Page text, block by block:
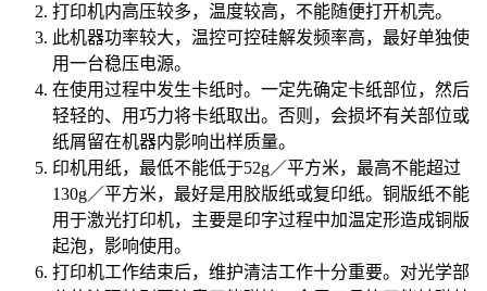
打印机内高压较多，温度较高，不能随便打开机壳。
此机器功率较大，温控可控硅解发频率高，最好单独使
用一台稳压电源。
在使用过程中发生卡纸时。一定先确定卡纸部位，然后
轻轻的、用巧力将卡纸取出。否则，会损坏有关部位或
纸屑留在机器内影响出样质量。
印机用纸，最低不能低于52g／平方米，最高不能超过
130g／平方米，最好是用胶版纸或复印纸。铜版纸不能
用于激光打印机，主要是印字过程中加温定形造成铜版
起泡，影响使用。
打印机工作结束后，维护清洁工作十分重要。对光学部